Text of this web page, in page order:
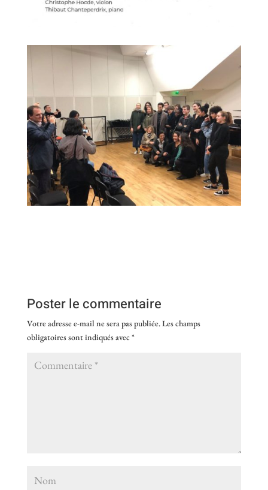
Poster le commentaire
Votre adresse e-mail ne sera pas publiée.Les champs
obligatoires sont indiqués avec*